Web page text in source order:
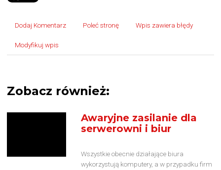
Dodaj Komentarz Poleć stronę Wpis zawiera błędy
Modyfikuj wpis
Zobacz również:
Awaryjne zasilanie dla
serwerowni i biur
Wszystkie obecnie działające biura
wykorzystują komputery, a w przypadku firm